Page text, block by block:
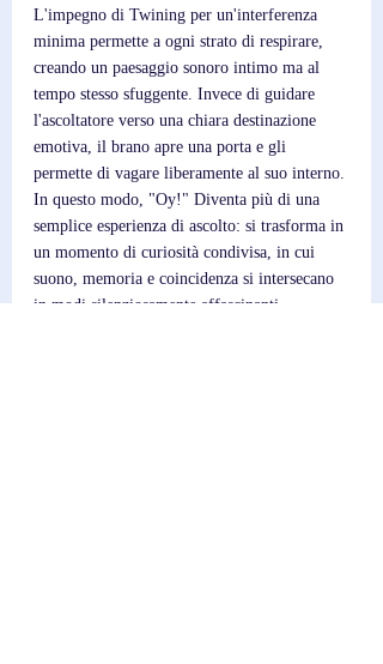
L'impegno di Twining per un'interferenza
minima permette a ogni strato di respirare,
creando un paesaggio sonoro intimo ma al
tempo stesso sfuggente. Invece di guidare
l'ascoltatore verso una chiara destinazione
emotiva, il brano apre una porta e gli
permette di vagare liberamente al suo interno.
In questo modo, "Oy!" Diventa più di una
semplice esperienza di ascolto: si trasforma in
un momento di curiosità condivisa, in cui
suono, memoria e coincidenza si intersecano
in modi silenziosamente affascinanti.